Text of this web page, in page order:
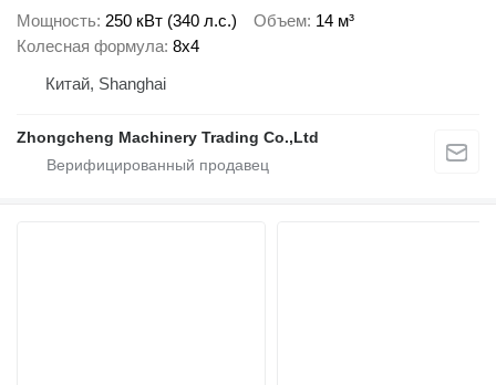
Мощность 250 кВт (340 л.с.) Объем 14 м³
Колесная формула 8x4
Китай, Shanghai
Zhongcheng Machinery Trading Co.,Ltd